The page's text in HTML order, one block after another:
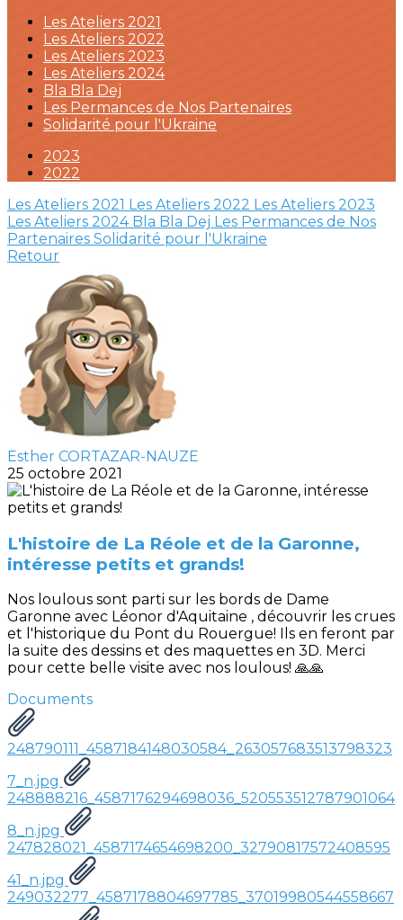
Les Ateliers 2021
Les Ateliers 2022
Les Ateliers 2023
Les Ateliers 2024
Bla Bla Dej
Les Permances de Nos Partenaires
Solidarité pour l'Ukraine
2023
2022
Les Ateliers 2021 Les Ateliers 2022 Les Ateliers 2023
Les Ateliers 2024 Bla Bla Dej Les Permances de Nos
Partenaires Solidarité pour l'Ukraine
Retour
Esther CORTAZAR-NAUZE
25 octobre 2021
L'histoire de La Réole et de la Garonne,
intéresse petits et grands!
Nos loulous sont parti sur les bords de Dame
Garonne avec Léonor d'Aquitaine , découvrir les crues
et l'historique du Pont du Rouergue! Ils en feront par
la suite des dessins et des maquettes en 3D. Merci
pour cette belle visite avec nos loulous! 🙏🙏
Documents
248790111_4587184148030584_263057683513798323
7_n.jpg
248888216_4587176294698036_520553512787901064
8_n.jpg
247828021_4587174654698200_32790817572408595
41_n.jpg
249032277_4587178804697785_37019980544558667